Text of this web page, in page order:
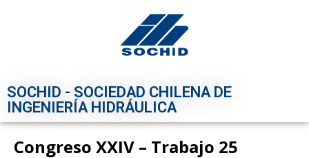
SOCHID - SOCIEDAD CHILENA DE
INGENIERÍA HIDRÁULICA
Congreso XXIV – Trabajo 25